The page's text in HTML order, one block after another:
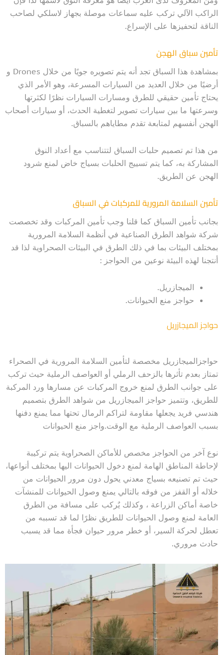
الراكب الآلي تركب عليه سماعات موصلة بجهاز لاسلكي لصاحب
الناقة لتحفيزها على الإسراع.
تأمين سباق الهجن
بمشاهدة هذا السباق تجد أنه يتم تصويره جويًا من خلال Drones و
أرضيًا من خلال العديد من السيارات المسرعة، وهو الأمر الذي
يحتاج تأمين حقيقي للطرق ومسارات السيارات نظرًا لكثرتها
وسرعتها ما بين سيارات تصوير لتغطية الحدث، أو سيارات أصحاب
الهجن أنفسهم لمتابعة تقدم مطاياهم بالسباق.
من هذا تم تصميم حلبات السباق لتتناسب مع أعداد النوق
المشاركة به، كما يتم تسييج الحلبات بسياج خاض لمنع شرود
الهجن عن الطريق.
تأمين السلامة المرورية للمركبات في السباق
بجانب تأمين السباق كما قلنا وجب تأمين المركبات وقد تخصصت
شركة شواهد الطرق الصناعية في أنظمة السلامة المرورية
بمختلف البيئات بما في ذلك الطرق في البيئات الصحراوية لذا قد
أنتجنا لهذه البيئة نوعين من الحواجز :
الميجازريل.
حواجز منع الحيوانات.
حواجز الميجازريل
حواجزالميجازريل مخصصة لتأمين السلامة المرورية في الصحراء
تمتاز بعدم تأثرها بالزحف الرملي أو العواصف الرملية حيث تركب
على جوانب الطرق لمنع خروج المركبات عن مسارها ورد المركبة
للطريق، وتتميز حواجز الميجازريل من شواهد الطرق بتصميم
هندسي فريد يجعلها مقاومة لتراكم الرمال تحتها مما يمنع دفنها
بسبب العواصف الرملية مع الوقت.واجز منع الحيوانات
نوع آخر من الحواجز مخصص للأماكن الصحراوية يتم تركيبة
لإحاطة المناطق الهامة لمنع دخول الحيوانات اليها بمختلف أنواعها،
حيث تم تصنيعه بسياج معدني يحول دون مرور الحيوانات من
خلاله أو القفز من فوقه بالتالي يمنع وصول الحيوانات للمنشآت
خاصة أماكن الزراعة ، وكذلك يٌركب على مسافة من الطرق
العامة لمنع وصول الحيوانات للطريق نظرًا لما قد تسببه من
تعطل لحركة السير، أو خطر مرور حيوان فجأة مما قد يسبب
حادث مروري.